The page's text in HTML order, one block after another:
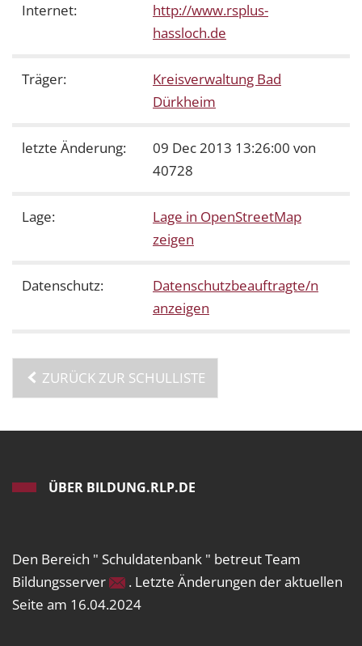
Internet:
http://www.rsplus-
hassloch.de
Träger:
Kreisverwaltung Bad
Dürkheim
letzte Änderung:
09 Dec 2013 13:26:00 von
40728
Lage:
Lage in OpenStreetMap
zeigen
Datenschutz:
Datenschutzbeauftragte/n
anzeigen
ZURÜCK ZUR SCHULLISTE
ÜBER BILDUNG.RLP.DE
Den Bereich " Schuldatenbank " betreut Team
Bildungsserver
. Letzte Änderungen der aktuellen
Seite am 16.04.2024